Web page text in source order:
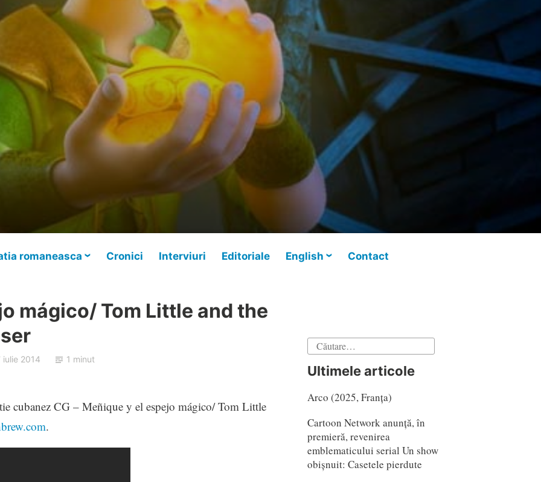
romaneasca Cronici Interviuri Editoriale English Contact
mágico/ Tom Little and the
iulie 2014 1 minut
cubanez CG – Meñique y el espejo mágico/ Tom Little
.
Caută
Ultimele articole
Arco (2025, Franța)
Cartoon Network anunță, în
premieră, revenirea
emblematicului serial Un show
obișnuit: Casetele pierdute